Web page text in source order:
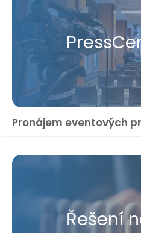
Pronájem eventových
Řešení